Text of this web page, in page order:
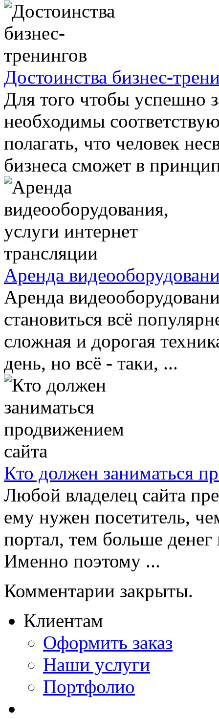
Достоинства бизнес-
Для того чтобы успешно
необходимы
полагать, что человек
бизнеса сможет в
Аренда
Аренда
становиться всё
сложная и дорогая
день, но всё - таки, ...
Кто должен заниматься
Любой владелец сайта
ему нужен посетитель,
портал, тем больше
Именно поэтому ...
Комментарии закрыты.
Клиентам
Оформить заказ
Наши услуги
Портфолио